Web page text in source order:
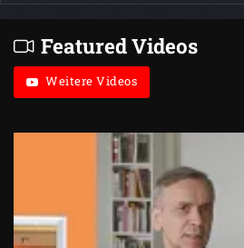
Featured Videos
Weitere Videos